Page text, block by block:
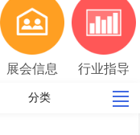
展会信息
行业指导
分类